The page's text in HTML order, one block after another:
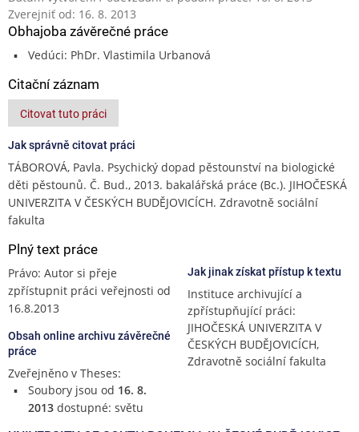
Zverejniť od: 16. 8. 2013
Obhajoba závěrečné práce
Vedúci: PhDr. Vlastimila Urbanová
Citační záznam
Citovat tuto práci
Jak správně citovat práci
TÁBOROVÁ, Pavla. Psychický dopad pěstounství na biologické
děti pěstounů. Č. Bud., 2013. bakalářská práce (Bc.). JIHOČESKÁ
UNIVERZITA V ČESKÝCH BUDĚJOVICÍCH. Zdravotně sociální
fakulta
Plný text práce
Právo: Autor si přeje
zpřístupnit práci veřejnosti od
16.8.2013
Obsah online archivu závěrečné
práce
Zveřejněno v Theses:
Soubory jsou od 16. 8.
2013dostupné: světu
Jak jinak získat přístup k textu
Instituce archivující a
zpřístupňující práci:
JIHOČESKÁ UNIVERZITA V
ČESKÝCH BUDĚJOVICÍCH,
Zdravotně sociální fakulta